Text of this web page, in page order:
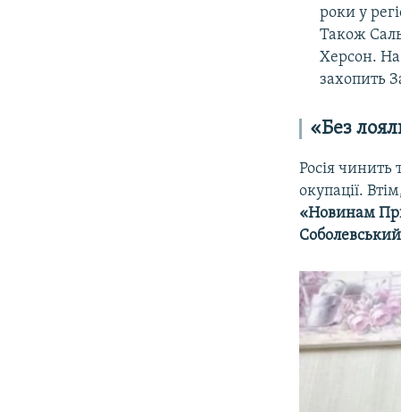
роки у
Також
Херсон. На
захопить
«Без
Росія чинить
окупації.
«Новинам